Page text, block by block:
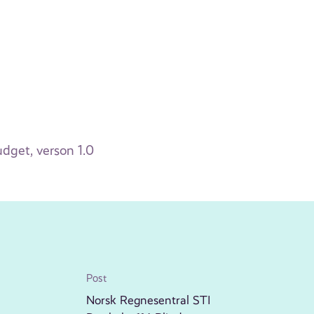
verson 1.0
Post
Norsk Regnesentral STI